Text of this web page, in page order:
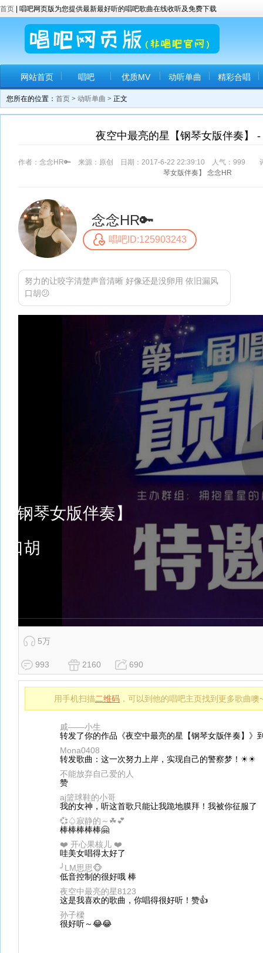
首页 | 唱吧网页版为您提供最新最好听的唱吧歌曲在线收听及免费下载
网站首页 唱吧 优质MV 动听单曲 精彩合唱
您所在的位置： 首页 > 动听单曲 > 正文
夜空中最亮的星【钢琴女版伴奏】 -
作者：念念HR🔑 来源：原创 日期：2017-6-22 22:39:10 人气： 999 评
琴女版伴奏】
念念HR
念念HR🔑
唱吧ID:125903243
努力的让咬字清楚声音清晰 好像还是没卵用 依旧漏风
口胡😕
5万
993 2160 690
用手机扫描二维码 ，可以到他的唱吧主页找到更多歌曲噢
戚——小生
转发了你的作品《夜空中最亮的星【钢琴女版伴奏】》
Mona0408
转发歌曲：这一次努力上岸，实现自己的警察梦！☀☀
不能放弃自己爱的人
赞
aj篮球鞋的小哥
我的女神，听这首歌只能让我跪地膜拜！我被你征服了
💞♤寂静的～☘💕
棒棒棒棒棒🤗
❤️ 开心果核儿 ❤️
哇美女唱得太好了
╯LM思思🐵
低音控制的很好哦 棒
夜空中最亮的星8123
这是我喜欢的歌曲，你唱得很好听！赞👍
孙子樑
很好听～😂😂